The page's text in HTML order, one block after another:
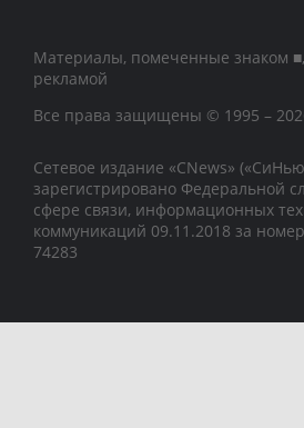
Материалы, помеченные знаком
рекламой
Все права защищены © 1995 –
Сетевое издание «CNews»
зарегистрировано Федеральной
сфере связи, информационных
коммуникаций 09.11.2018 за
74283